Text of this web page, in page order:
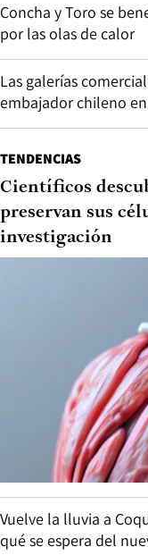
Concha y Toro se
por las olas de calor
Las galerías
embajador chileno en
TENDENCIAS
Científicos
preservan sus
investigación
Vuelve la lluvia a
qué se espera del